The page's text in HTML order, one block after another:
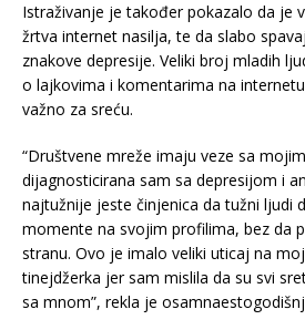
Istraživanje je također pokazalo da je
žrtva internet nasilja, te da slabo
znakove depresije. Veliki broj mladih
o lajkovima i komentarima na
važno za sreću.
“Društvene mreže imaju veze sa
dijagnosticirana sam sa depresijom i
najtužnije jeste činjenica da tužni ljudi
momente na svojim profilima, bez da
stranu. Ovo je imalo veliki uticaj na
tinejdžerka jer sam mislila da su svi
sa mnom”, rekla je